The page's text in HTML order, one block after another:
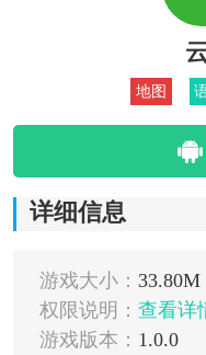
地图
详细信息
游戏大小： 33.80M
权限说明： 查看详
游戏版本： 1.0.0